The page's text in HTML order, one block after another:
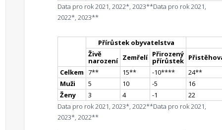
Data pro rok 2021, 2022*, 2023**Data pro rok 2021,
2022*, 2023**
Přírůstek obyvatelstva
Živě
narození Zemřelí Přirozený
přírůstek
Celkem 7** 15** -10**** 24**
Muži
5 10 -5
16
Ženy
3 4 -1
22
Data pro rok 2021, 2023*, 2022**Data pro rok 2021,
2023*, 2022**